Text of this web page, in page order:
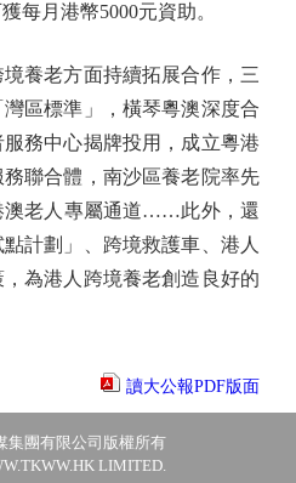
每月港幣5000元資助。
老方面持續拓展合作，三
區標準」，橫琴粵澳深度合
務中心揭牌投用，成立粵港
聯合體，南沙區養老院率先
澳老人專屬通道……此外，還
計劃」、跨境救護車、港人
為港人跨境養老創造良好的
讀大公報PDF版面
集團有限公司版權所有
LIMITED.